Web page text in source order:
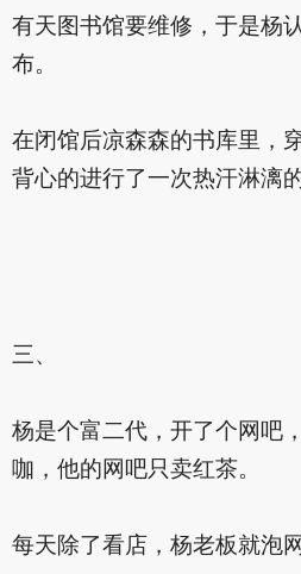
有天图书馆要维修，于是杨
布。
在闭馆后凉森森的书库里，
背心的进行了一次热汗淋漓
三、
杨是个富二代，开了个网吧
咖，他的网吧只卖红茶。
每天除了看店，杨老板就泡